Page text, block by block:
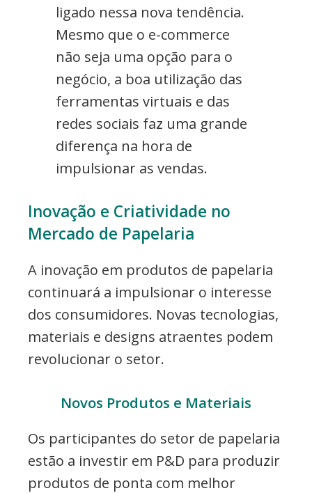
ligado nessa nova tendência.
Mesmo que o e-commerce
não seja uma opção para o
negócio, a boa utilização das
ferramentas virtuais e das
redes sociais faz uma grande
diferença na hora de
impulsionar as vendas.
Inovação e Criatividade no
Mercado de Papelaria
A inovação em produtos de papelaria
continuará a impulsionar o interesse
dos consumidores. Novas tecnologias,
materiais e designs atraentes podem
revolucionar o setor.
Novos Produtos e Materiais
Os participantes do setor de papelaria
estão a investir em P&D para produzir
produtos de ponta com melhor